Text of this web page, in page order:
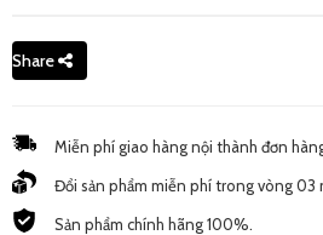
Share
Miễn phí giao hàng nội thành đơn
Đổi sản phẩm miễn phí trong vòng 03
Sản phẩm chính hãng 100%.